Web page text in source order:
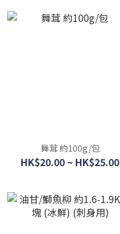
舞茸 約100g/包
HK$20.00 ~ HK$25.00